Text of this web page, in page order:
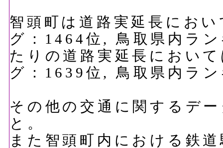
智頭町は道路実延長にお
グ：1464位, 鳥取県内ラ
たりの道路実延長におい
グ：1639位, 鳥取県内ラ
その他の交通に関するデ
と。
また智頭町内における鉄